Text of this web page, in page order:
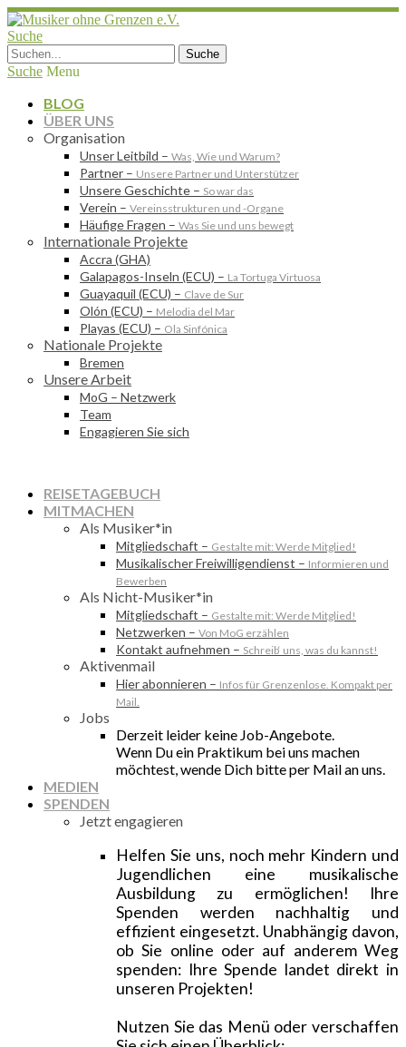
Suche
Suche Menu
BLOG
ÜBER UNS
Organisation
Unser Leitbild – Was, Wie und Warum?
Partner – Unsere Partner und Unterstützer
Unsere Geschichte – So war das
Verein – Vereinsstrukturen und -Organe
Häufige Fragen – Was Sie und uns bewegt
Internationale Projekte
Accra (GHA)
Galapagos-Inseln (ECU) – La Tortuga Virtuosa
Guayaquil (ECU) – Clave de Sur
Olón (ECU) – Melodia del Mar
Playas (ECU) – Ola Sinfónica
Nationale Projekte
Bremen
Unsere Arbeit
MoG – Netzwerk
Team
Engagieren Sie sich
REISETAGEBUCH
MITMACHEN
Als Musiker*in
Mitgliedschaft – Gestalte mit: Werde Mitglied!
Musikalischer Freiwilligendienst – Informieren und
Bewerben
Als Nicht-Musiker*in
Mitgliedschaft – Gestalte mit: Werde Mitglied!
Netzwerken – Von MoG erzählen
Kontakt aufnehmen – Schreib‘ uns, was du kannst!
Aktivenmail
Hier abonnieren – Infos für Grenzenlose. Kompakt per
Mail.
Jobs
Derzeit leider keine Job-Angebote.
Wenn Du ein Praktikum bei uns machen
möchtest, wende Dich bitte per Mail an uns.
MEDIEN
SPENDEN
Jetzt engagieren
Helfen Sie uns, noch mehr Kindern und
Jugendlichen eine musikalische
Ausbildung zu ermöglichen! Ihre
Spenden werden nachhaltig und
effizient eingesetzt. Unabhängig davon,
ob Sie online oder auf anderem Weg
spenden: Ihre Spende landet direkt in
unseren Projekten!
Nutzen Sie das Menü oder verschaffen